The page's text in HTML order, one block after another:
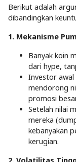
Berikut adalah
dibandingkan
1. Mekanisme
Banyak koin
dari hype,
Investor
mendorong
promosi
Setelah nilai
mereka
kebanyakan
kerugian.